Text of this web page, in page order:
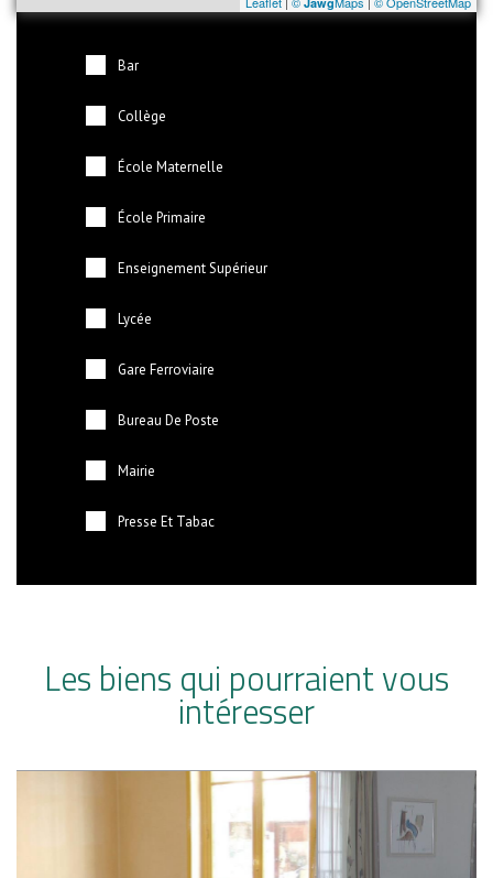
Bar
Collège
École Maternelle
École Primaire
Enseignement Supérieur
Lycée
Gare Ferroviaire
Bureau De Poste
Mairie
Presse Et Tabac
Les biens qui pourraient vous
intéresser